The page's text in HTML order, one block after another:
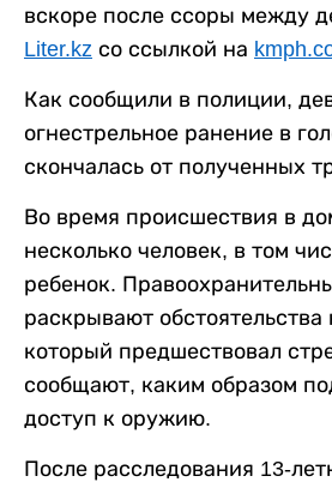
вскоре после ссоры между
Liter.kz со ссылкой на
Как сообщили в полиции,
огнестрельное ранение в
скончалась от полученных
Во время происшествия в
несколько человек, в том
ребенок.
раскрывают обстоятельства
который предшествовал
сообщают, каким образом
доступ к оружию.
После расследования 13-